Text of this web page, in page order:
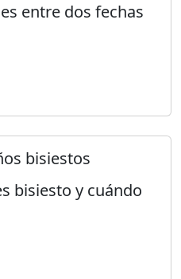
entre dos fechas
bisiestos
bisiesto y cuándo